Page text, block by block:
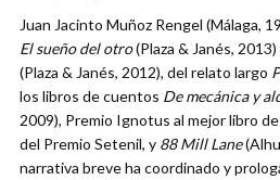
Juan Jacinto Muñoz Rengel (Málaga,
El sueño del otro(Plaza & Janés, 2013)
(Plaza & Janés, 2012), del relato largo
los libros de cuentos De mecánica y
2009), Premio Ignotus al mejor libro
del Premio Setenil, y 88 Mill Lane
narrativa breve ha coordinado y